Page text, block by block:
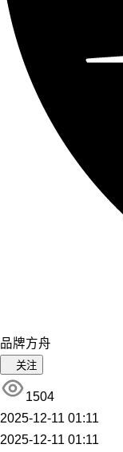
品牌方舟
关注
1504
2025-12-11 01:11
2025-12-11 01:11